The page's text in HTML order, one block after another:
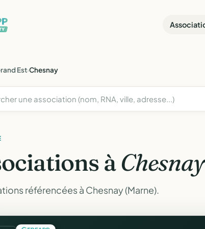
Est›Chesnay
àChesnay
référencées à Chesnay (Marne).